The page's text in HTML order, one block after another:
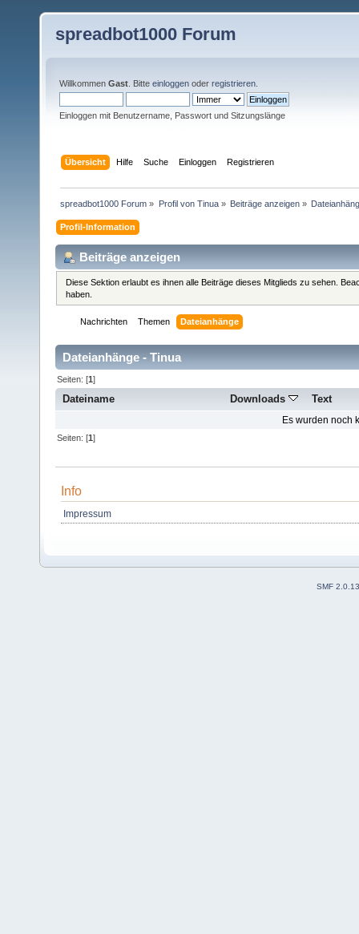
spreadbot1000 Forum
Willkommen Gast . Bitte einloggen oder registrieren
Einloggen mit Benutzername, Passwort und Sitzungslänge
Übersicht Hilfe Suche Einloggen Registrieren
spreadbot1000 Forum » Profil von Tinua» Beiträge anzeigen»
Profil-Information
Beiträge anzeigen
Diese Sektion erlaubt es ihnen alle Beiträge dieses Mitglieds zu sehen.
haben.
Nachrichten Themen Dateianhänge
Dateianhänge - Tinua
Seiten: [1]
Dateiname Downloads Text
Es wurden noch
Seiten: [1]
Info
Impressum
SMF 2.0.13